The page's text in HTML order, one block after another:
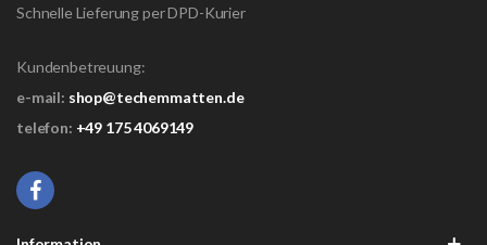
Schnelle Lieferung per DPD-Kurier
Kundenbetreuung:
e-mail: shop@techemmatten.de
telefon: +49 175 4069149